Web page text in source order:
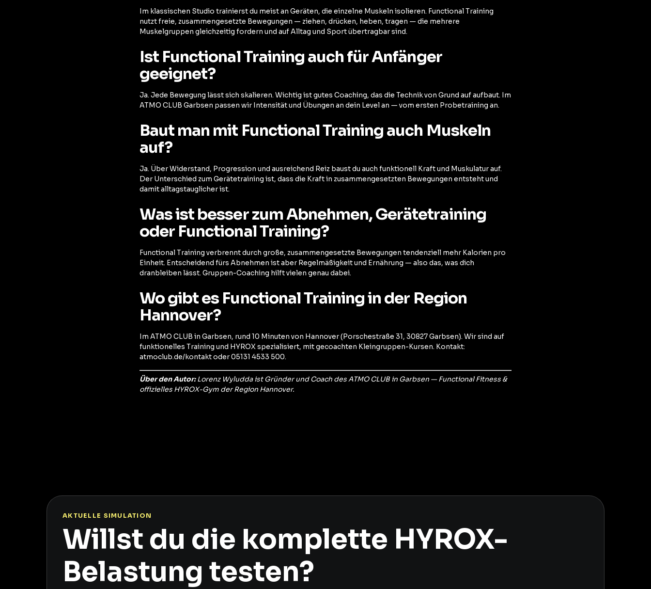
Im klassischen Studio trainierst du meist an Geräten, die einzelne Muskeln isolieren. Functional Training
nutzt freie, zusammengesetzte Bewegungen — ziehen, drücken, heben, tragen — die mehrere
Muskelgruppen gleichzeitig fordern und auf Alltag und Sport übertragbar sind.
Ist Functional Training auch für Anfänger
geeignet?
Ja. Jede Bewegung lässt sich skalieren. Wichtig ist gutes Coaching, das die Technik von Grund auf aufbaut. Im
ATMO CLUB Garbsen passen wir Intensität und Übungen an dein Level an — vom ersten Probetraining an.
Baut man mit Functional Training auch Muskeln
auf?
Ja. Über Widerstand, Progression und ausreichend Reiz baust du auch funktionell Kraft und Muskulatur auf.
Der Unterschied zum Gerätetraining ist, dass die Kraft in zusammengesetzten Bewegungen entsteht und
damit alltagstauglicher ist.
Was ist besser zum Abnehmen, Gerätetraining
oder Functional Training?
Functional Training verbrennt durch große, zusammengesetzte Bewegungen tendenziell mehr Kalorien pro
Einheit. Entscheidend fürs Abnehmen ist aber Regelmäßigkeit und Ernährung — also das, was dich
dranbleiben lässt. Gruppen-Coaching hilft vielen genau dabei.
Wo gibt es Functional Training in der Region
Hannover?
Im ATMO CLUB in Garbsen, rund 10 Minuten von Hannover (Porschestraße 31, 30827 Garbsen). Wir sind auf
funktionelles Training und HYROX spezialisiert, mit gecoachten Kleingruppen-Kursen. Kontakt:
atmoclub.de/kontakt oder 05131 4533 500.
Über den Autor:Lorenz Wyludda ist Gründer und Coach des ATMO CLUB in Garbsen — Functional Fitness &
offizielles HYROX-Gym der Region Hannover.
AKTUELLE SIMULATION
Willst du die komplette HYROX-
Belastung testen?